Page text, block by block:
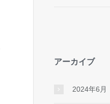
アーカイブ
2024年6月